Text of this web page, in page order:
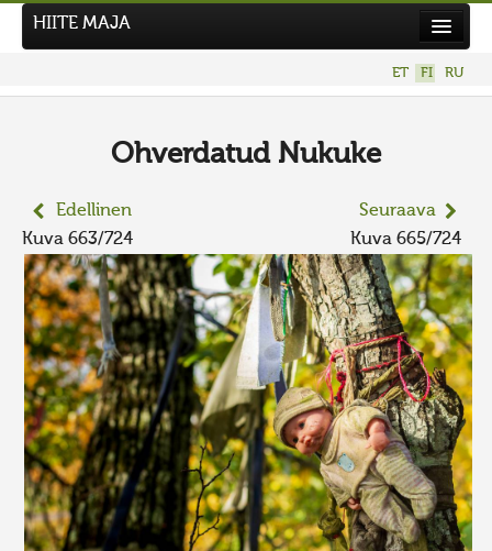
UUSI KUVAKILPAILU
AIEMMAT KILPAILUT
HIITE MAJA
ET FI RU
Ohverdatud Nukuke
Edellinen
Kuva 663/724
Seuraava
Kuva 665/724